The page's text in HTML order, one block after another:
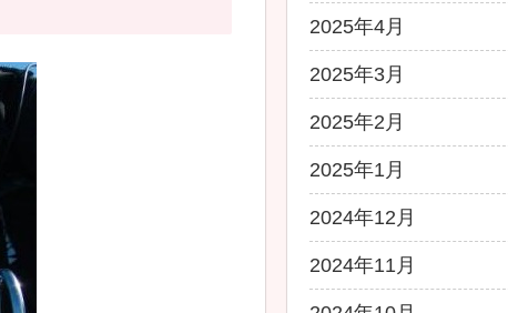
2025年4月
2025年3月
2025年2月
2025年1月
2024年12月
2024年11月